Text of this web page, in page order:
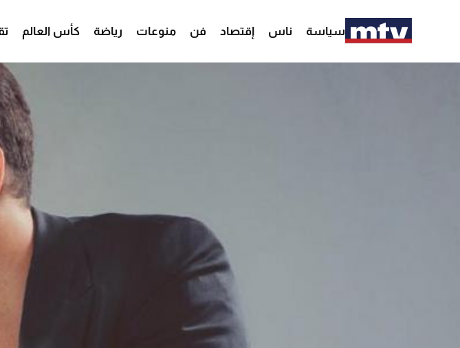
سياسة ناس إقتصاد فن منوعات رياضة كأس العالم